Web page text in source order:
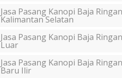
Jasa Pasang Kanopi Baja Ringan
Kalimantan Selatan
Jasa Pasang Kanopi Baja
Luar
Jasa Pasang Kanopi Baja
Baru Ilir